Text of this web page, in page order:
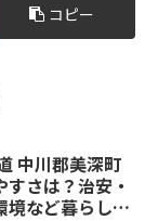
コピー
中川郡美深町
さは？治安・
境など暮らしに